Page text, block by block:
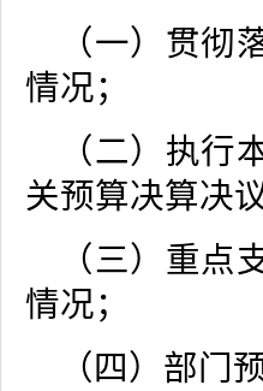
（一）贯彻
情况；
（二）执行
关预算决算决
（三）重点
情况；
（四）部门